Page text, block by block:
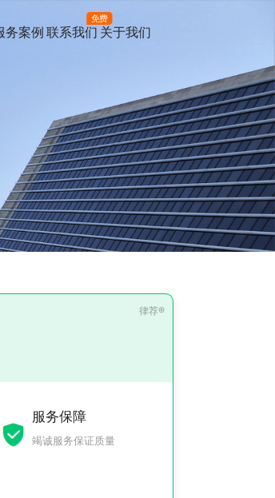
务案例 联系我们
免费
关于我们
服务保障
竭诚服务保证质量